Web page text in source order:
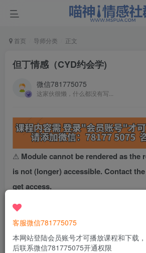
首页 导师分类 正文
但丁情感（CYD约会学)
微信781775075
这家伙很懒，什么都没有写...
⚠ Module cannot be rendered as the
is not (longer) accessible. Contact
get access.
THE END
客服微信781775075
本网站登陆会员账号才可播放课程和下载
后联系微信781775075开通权限